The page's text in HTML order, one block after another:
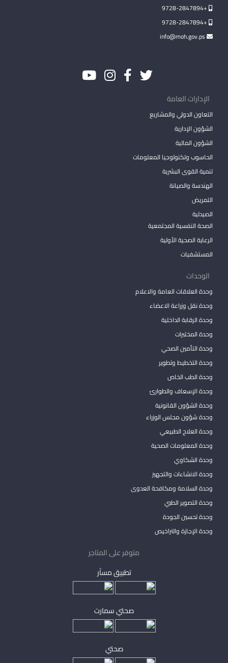
+9728-2847894
+9728-2847894
الإدارات العامة
التعاون الدولي والمشاريع
الشؤون الإدارية
الشؤون المالية
الحاسوب وتكنولوجيا المعلومات
تنمية القوى البشرية
الهندسة والصيانة
التمريض
الصيدلية
الصحة النفسية المجتمعية
الرعاية الصحية الأولية
المستشفيات
الوحدات
وحدة العلاقات العامة والاعلام
وحدة نقل وزراعة الاعضاء
وحدة الرقابة الداخلية
وحدة المختبرات
وحدة التأمين الصحي
وحدة التخطيط وتطوير
وحدة الطب الخاص
وحدة الإسعاف والطوارئ
وحدة الشؤون القانونية
وحدة شؤون مجلس الوزراء
وحدة العلاج الطبيعي
وحدة المعلومات الصحية
وحدة الشكاوي
وحدة الانشاءات والتجهيز
وحدة السلامة ومكافحة العدوى
وحدة التصوير الطبي
وحدة تحسين الجودة
وحدة الإجازة والتراخيص
متوفر على المتاجر
تطبيق مساْر
صحتي سمارت
صحتي